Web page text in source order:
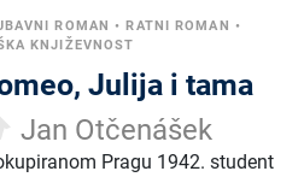
ROMAN •RATNI ROMAN •
KNJIŽEVNOST
Julija i tama
Jan Otčenášek
Pragu 1942. student